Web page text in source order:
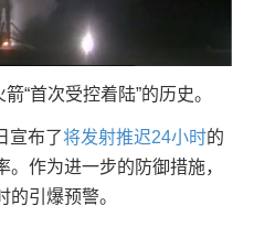
“首次受控着陆”的历史。
宣布了将发射推迟24小时的
作为进一步的防御措施，
的引爆预警。